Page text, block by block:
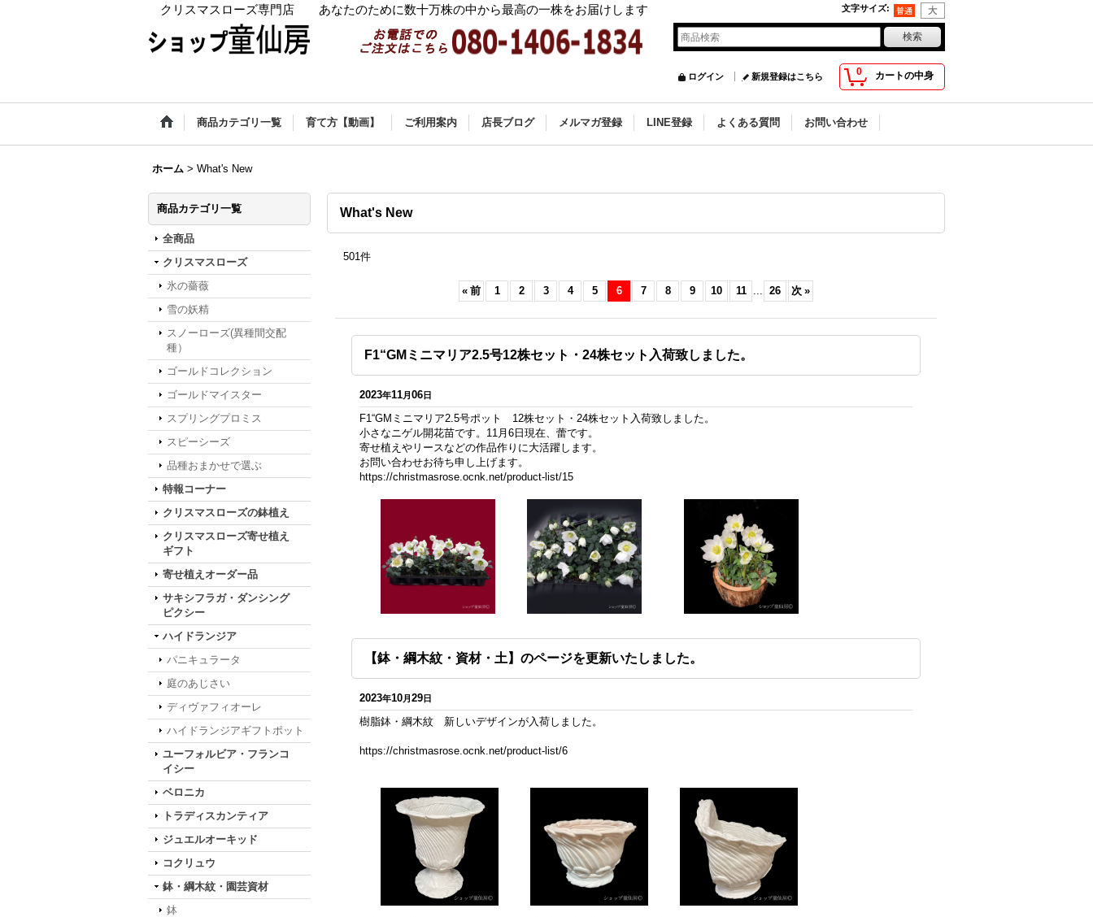
クリスマスローズ専門店 あなたのために数十万株の中から最高の一株をお届けします 文字サイズ:
0 カートの中身
ログイン 新規登録はこちら
商品カテゴリ一覧 育て方【動画】 ご利用案内 店長ブログ メルマガ登録 LINE登録 よくある質問 お問い合わせ
ホーム > What's New
商品カテゴリ一覧
全商品
クリスマスローズ
氷の薔薇
雪の妖精
スノーローズ(異種間交配
種）
ゴールドコレクション
ゴールドマイスター
スプリングプロミス
スピーシーズ
品種おまかせで選ぶ
特報コーナー
クリスマスローズの鉢植え
クリスマスローズ寄せ植え
ギフト
寄せ植えオーダー品
サキシフラガ・ダンシング
ピクシー
ハイドランジア
パニキュラータ
庭のあじさい
ディヴァフィオーレ
ハイドランジアギフトポット
ユーフォルビア・フランコ
イシー
ベロニカ
トラディスカンティア
ジュエルオーキッド
コクリュウ
鉢・綱木紋・園芸資材
鉢
What's New
501件
« 前 1 2 3 4 5 6 7 8 9 10 11 ... 26 次 »
F1“GMミニマリア2.5号12株セット・24株セット入荷致しました。
2023年11月06日
F1“GMミニマリア2.5号ポット 12株セット・24株セット入荷致しました。
小さなニゲル開花苗です。11月6日現在、蕾です。
寄せ植えやリースなどの作品作りに大活躍します。
お問い合わせお待ち申し上げます。
https://christmasrose.ocnk.net/product-list/15
【鉢・綱木紋・資材・土】のページを更新いたしました。
2023年10月29日
樹脂鉢・綱木紋 新しいデザインが入荷しました。
https://christmasrose.ocnk.net/product-list/6